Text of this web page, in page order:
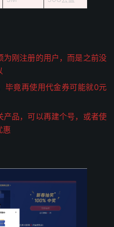
为刚注册的用户，而是之前没
毕竟再使用代金券可能就0元
产品，可以再建个号，或者使
惠